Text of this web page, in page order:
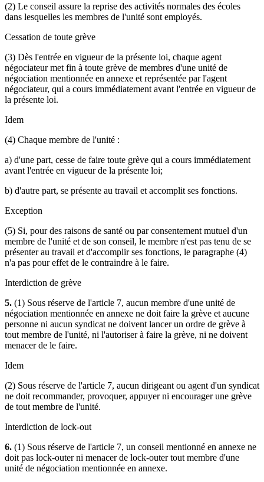
(2) Le conseil assure la reprise des activités normales des écoles
dans lesquelles les membres de l'unité sont employés.
Cessation de toute grève
(3) Dès l'entrée en vigueur de la présente loi, chaque agent
négociateur met fin à toute grève de membres d'une unité de
négociation mentionnée en annexe et représentée par l'agent
négociateur, qui a cours immédiatement avant l'entrée en vigueur de
la présente loi.
Idem
(4) Chaque membre de l'unité :
a) d'une part, cesse de faire toute grève qui a cours immédiatement
avant l'entrée en vigueur de la présente loi;
b) d'autre part, se présente au travail et accomplit ses fonctions.
Exception
(5) Si, pour des raisons de santé ou par consentement mutuel d'un
membre de l'unité et de son conseil, le membre n'est pas tenu de se
présenter au travail et d'accomplir ses fonctions, le paragraphe (4)
n'a pas pour effet de le contraindre à le faire.
Interdiction de grève
5. (1) Sous réserve de l'article 7, aucun membre d'une unité de
négociation mentionnée en annexe ne doit faire la grève et aucune
personne ni aucun syndicat ne doivent lancer un ordre de grève à
tout membre de l'unité, ni l'autoriser à faire la grève, ni ne doivent
menacer de le faire.
Idem
(2) Sous réserve de l'article 7, aucun dirigeant ou agent d'un syndicat
ne doit recommander, provoquer, appuyer ni encourager une grève
de tout membre de l'unité.
Interdiction de lock-out
6. (1) Sous réserve de l'article 7, un conseil mentionné en annexe ne
doit pas lock-outer ni menacer de lock-outer tout membre d'une
unité de négociation mentionnée en annexe.